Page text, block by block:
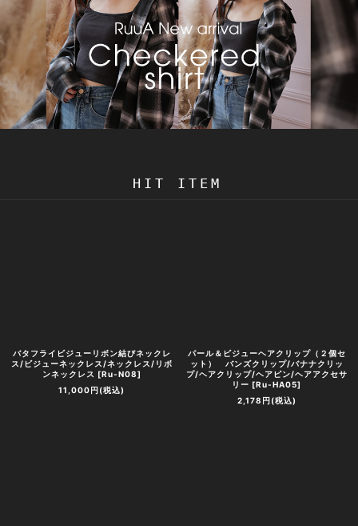
HIT ITEM
バタフライビジューリボン結びネックレ
ス/ビジューネックレス/ネックレス/リボ
ンネックレス [Ru-N08]
11,000円(税込)
パール＆ビジューヘアクリップ（２個セ
ット） バンズクリップ/バナナクリッ
プ/ヘアクリップ/ヘアピン/ヘアアクセサ
リー [Ru-HA05]
2,178 円(税込)